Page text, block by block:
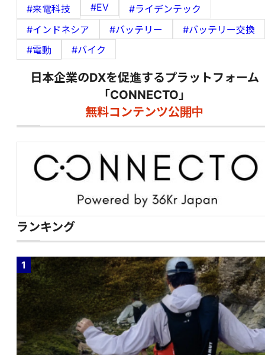
#来電科技
#EV
#ライデンテック
#インドネシア
#バッテリー
#バッテリー交換
#電動
#バイク
日本企業のDXを促進するプラットフォーム
「CONNECTO」
無料コンテンツ公開中
ランキング
1